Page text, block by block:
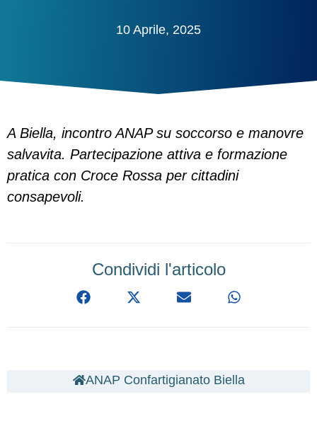
10 Aprile, 2025
A Biella, incontro ANAP su soccorso e manovre
salvavita. Partecipazione attiva e formazione
pratica con Croce Rossa per cittadini
consapevoli.
Condividi l'articolo
ANAP Confartigianato Biella